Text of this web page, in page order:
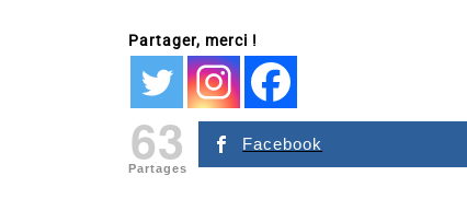
Partager, merci !
63
Partages
Facebook